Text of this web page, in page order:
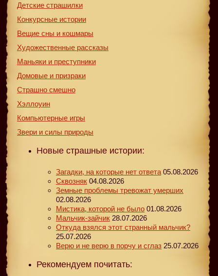
Детские страшилки
Конкурсные истории
Вещие сны и кошмары
Художественные рассказы
Маньяки и преступники
Домовые и призраки
Страшно смешно
Хэллоуин
Компьютерные игры
Звери и силы природы
Новые страшные истории:
Загадки, на которые нет ответа 05.08.2026
Сквозняк 04.08.2026
Земные проблемы тревожат умерших
02.08.2026
Мистика, которой не было 01.08.2026
Мальчик-зайчик 28.07.2026
Откуда взялся этот странный мальчик?
25.07.2026
Верю и не верю в порчу и сглаз 25.07.2026
Рекомендуем почитать: